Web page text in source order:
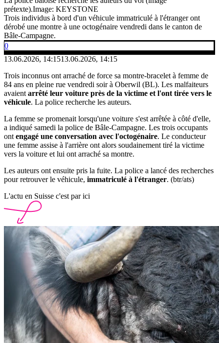
prétexte).Image: KEYSTONE
Trois individus à bord d'un véhicule immatriculé à l'étranger ont
dérobé une montre à une octogénaire vendredi dans le canton de
Bâle-Campagne.
0
13.06.2026, 14:1513.06.2026, 14:15
Trois inconnus ont arraché de force sa montre-bracelet à femme de
84 ans en pleine rue vendredi soir à Oberwil (BL). Les malfaiteurs
avaient arrêté leur voiture près de la victime et l'ont tirée vers le
véhicule. La police recherche les auteurs.
La femme se promenait lorsqu'une voiture s'est arrêtée à côté d'elle,
a indiqué samedi la police de Bâle-Campagne. Les trois occupants
ont engagé une conversation avec l'octogénaire. Le conducteur
une femme assise à l'arrière ont alors soudainement tiré la victime
vers la voiture et lui ont arraché sa montre.
Les auteurs ont ensuite pris la fuite. La police a lancé des recherches
pour retrouver le véhicule, immatriculé à l'étranger. (btr/ats)
L'actu en Suisse c'est par ici